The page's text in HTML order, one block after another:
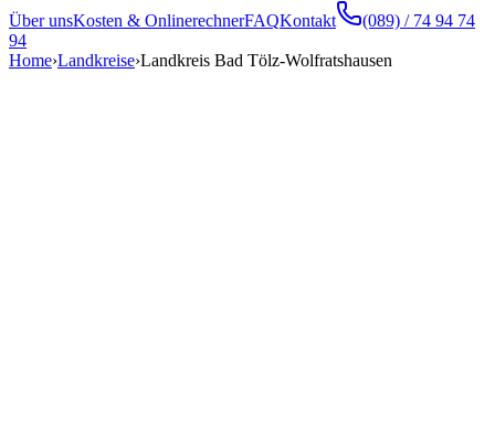
Über unsKosten & OnlinerechnerFAQKontakt
(089) / 74 94 74
94
Home›Landkreise›Landkreis Bad Tölz-Wolfratshausen